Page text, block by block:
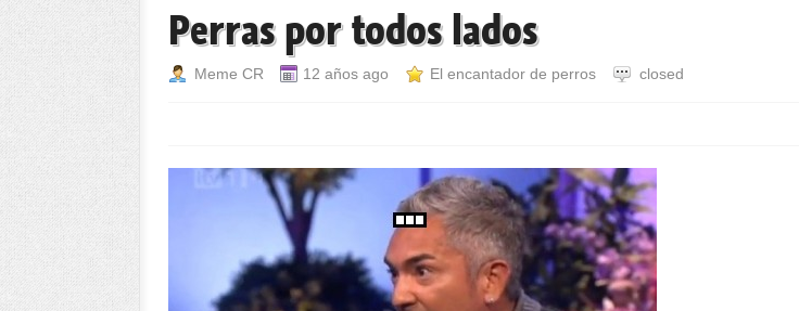
Perras por todos lados
Meme CR 12 años ago El encantador de perros closed